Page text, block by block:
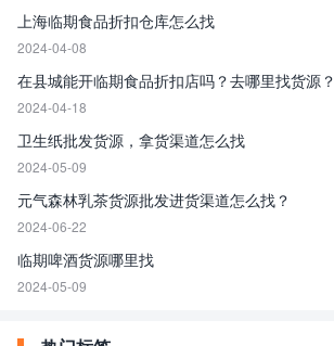
上海临期食品折扣仓库怎么找
2024-04-08
在县城能开临期食品折扣店吗？去哪里找货源？
2024-04-18
卫生纸批发货源，拿货渠道怎么找
2024-05-09
元气森林乳茶货源批发进货渠道怎么找？
2024-06-22
临期啤酒货源哪里找
2024-05-09